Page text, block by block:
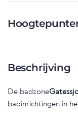
Beschrijving
De badzone
badinrichtingen in